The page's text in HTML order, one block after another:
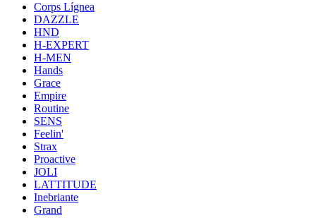
Corps Lígnea
DAZZLE
HND
H-EXPERT
H-MEN
Hands
Grace
Empire
Routine
SENS
Feelin'
Strax
Proactive
JOLI
LATTITUDE
Inebriante
Grand